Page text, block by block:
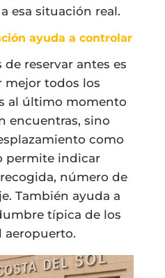
esa situación real.
ayuda a controlar
de reservar antes es
mejor todos los
al último momento
encuentras, sino
como
permite indicar
número de
También ayuda a
típica de los
aeropuerto.